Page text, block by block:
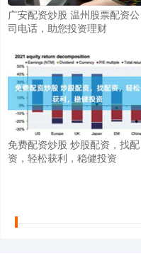
广安配资炒股 温州股票配资公
司电话，助您投资理财
免费配资炒股 炒股配资，找配
资，轻松获利，稳健投资